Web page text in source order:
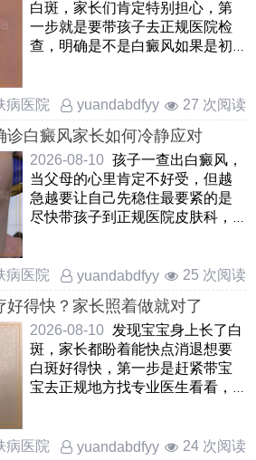
白斑，家长们肯定特别担心，第
一步就是要带孩子去正规医院检
查，明确是不是白癜风如果是初
病医院
yuandabdfyy 27 次阅读
诊白癜风家长如何冷静应对
2026-08-10 孩子一查出白癜风，
当父母的心里肯定不好受，但越
急越要让自己先稳住最要紧的是
尽快带孩子到正规医院皮肤科，
病医院 yuandabdfyy 25 次阅读
好得快？家长照着做就对了
2026-08-10 发现宝宝身上长了白
斑，家长都盼着能快点消退想要
白斑好得快，第一步是赶紧带宝
宝去正规地方找专业医生看看，
病医院
yuandabdfyy 24 次阅读